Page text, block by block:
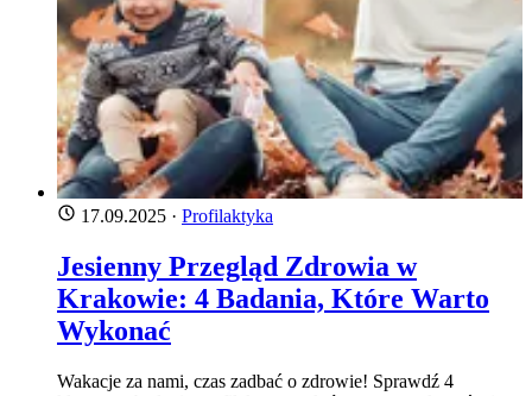
17.09.2025 · Profilaktyka
Jesienny Przegląd Zdrowia w
Krakowie: 4 Badania, Które Warto
Wykonać
Wakacje za nami, czas zadbać o zdrowie! Sprawdź 4